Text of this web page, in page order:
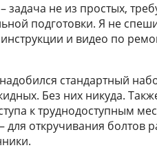
задача не из простых,
подготовки. Я не
и видео по
стандартный
Без них никуда.
к труднодоступным
для откручивания